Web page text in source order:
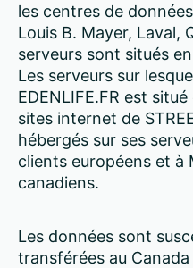
les centres de
Louis B. Mayer, Laval,
serveurs sont situés
Les serveurs sur
EDENLIFE.FR est
sites internet de
hébergés sur ses
clients européens et à
canadiens.
Les données sont
transférées au